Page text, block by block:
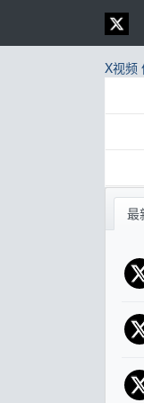
X视频
最